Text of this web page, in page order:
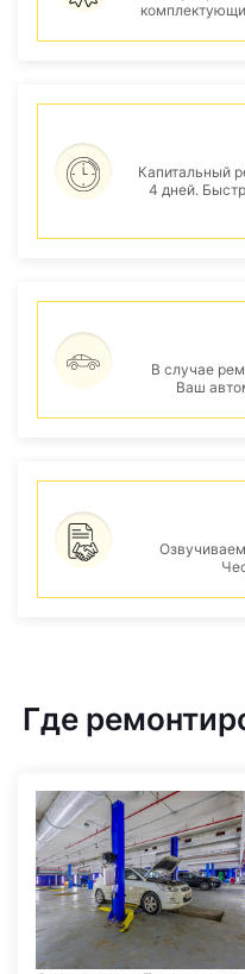
Капитальный
4 дней.
В случае
Ваш
Где